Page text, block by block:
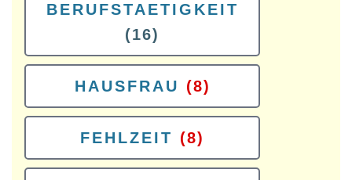
BERUFSTAETIGKEIT
(16)
HAUSFRAU (8)
FEHLZEIT (8)